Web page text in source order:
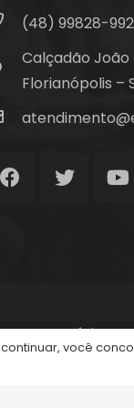
(48) 99828-
Calçadão João
Florianópolis –
Início
você